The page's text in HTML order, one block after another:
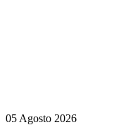
05 Agosto 2026